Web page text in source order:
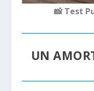
📸Test
UN